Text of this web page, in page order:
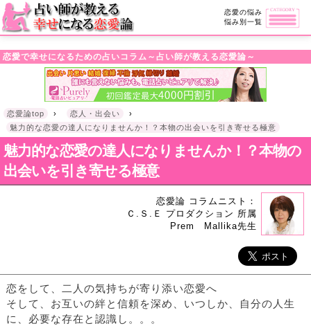
・!DOCTYPE html>l
恋愛の悩み
悩み別一覧
恋愛で幸せになるための占いコラム～占い師が教える恋愛論～
恋愛論top › 恋人・出会い
›
魅力的な恋愛の達人になりませんか！？本物の出会いを引き寄せる極意
魅力的な恋愛の達人になりませんか！？本物の
出会いを引き寄せる極意
恋愛論 コラムニスト：
Ｃ.Ｓ.Ｅ プロダクション 所属
Prem Mallika先生
恋をして、二人の気持ちが寄り添い恋愛へ
そして、お互いの絆と信頼を深め、いつしか、自分の人生
に、必要な存在と認識し。。。